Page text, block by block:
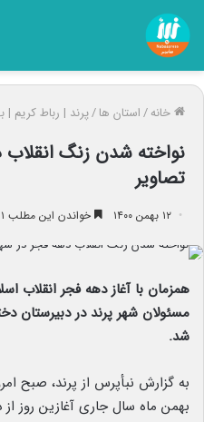
خانه/استان ها/پرند | رباط کریم |
نواخته شدن زنگ
تصاویر
۱۲ بهمن ۱۴۰۰ خواندن این مطلب ۱ دقیقه زمان میبرد
همزمان با آغاز دهه فجر انقلاب
مسئولان شهر پرند در دبیرستان
شد.
بهمن ماه سال جاری آغازین روز